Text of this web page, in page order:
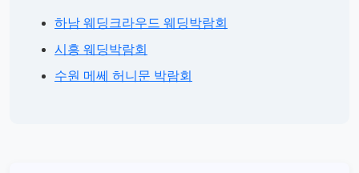
하남 웨딩크라우드 웨딩박람회
시흥 웨딩박람회
수원 메쎄 허니문 박람회